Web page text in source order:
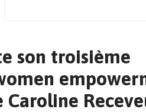
son troisième